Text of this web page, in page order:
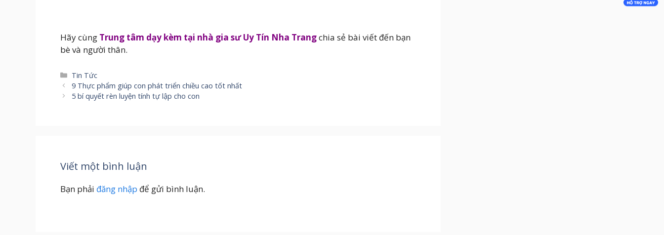
Hãy cùng Trung tâm dạy kèm tại nhà gia sư Uy Tín Nha Trangchia sẻ bài viết đến bạn
bè và người thân.
Danh
mục
Tin Tức
9 Thực phẩm giúp con phát triển chiều cao tốt nhất
5 bí quyết rèn luyện tính tự lập cho con
Viết một bình luận
Bạn phải đăng nhập để gửi bình luận.